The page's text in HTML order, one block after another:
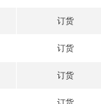
订货
订货
订货